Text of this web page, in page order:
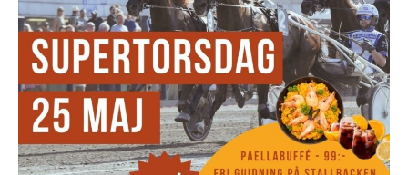
Tävlingsserier
Träning och provlopp
Aktiva
Månadens hästägare 2026
Månadens B-tränare 2026
Euro Classic Trot
Andelshästar